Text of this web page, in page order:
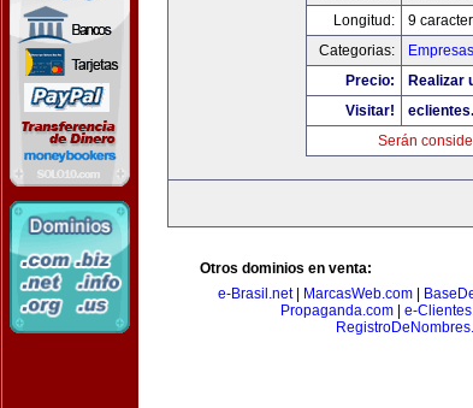
Longitud:
9
Categorias:
Precio:
Realizar
Visitar!
Serán
Otros dominios en venta:
e-Brasil.net| MarcasWeb.com|
Propaganda.com
e-